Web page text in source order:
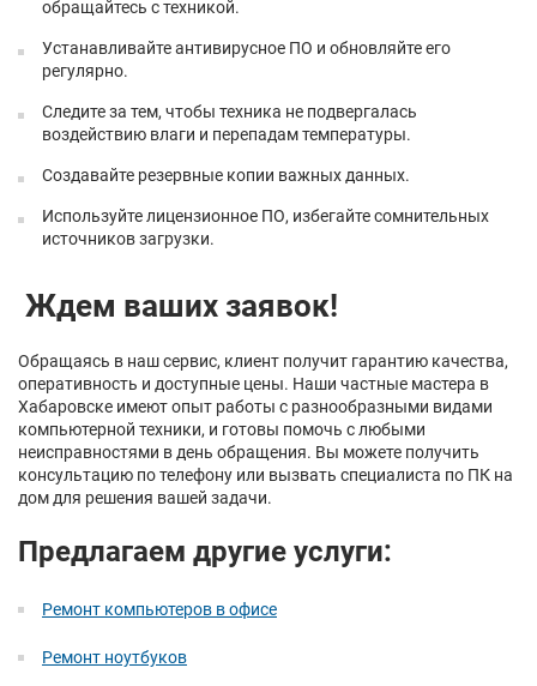
обращайтесь с техникой.
Устанавливайте антивирусное ПО и обновляйте его
регулярно.
Следите за тем, чтобы техника не подвергалась
воздействию влаги и перепадам температуры.
Создавайте резервные копии важных данных.
Используйте лицензионное ПО, избегайте сомнительных
источников загрузки.
Ждем ваших заявок!
Обращаясь в наш сервис, клиент получит гарантию качества,
оперативность и доступные цены. Наши частные мастера в
Хабаровске имеют опыт работы с разнообразными видами
компьютерной техники, и готовы помочь с любыми
неисправностями в день обращения. Вы можете получить
консультацию по телефону или вызвать специалиста по ПК на
дом для решения вашей задачи.
Предлагаем другие услуги:
Ремонт компьютеров в офисе
Ремонт ноутбуков